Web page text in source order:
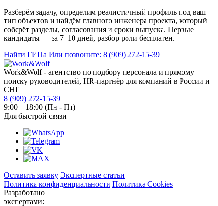
Разберём задачу, определим реалистичный профиль под ваш
тип объектов и найдём главного инженера проекта, который
соберёт разделы, согласования и сроки выпуска. Первые
кандидаты — за 7–10 дней, разбор роли бесплатен.
Найти ГИПа Или позвоните: 8 (909) 272-15-39
Work&Wolf - агентство по подбору персонала и прямому
поиску руководителей, HR-партнёр для компаний в России и
СНГ
8 (909) 272-15-39
9:00 – 18:00 (Пн - Пт)
Для быстрой связи
Оставить заявку Экспертные статьи
Политика конфиденциальности Политика Cookies
Разработано
экспертами: